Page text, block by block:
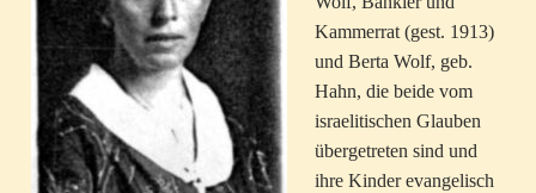
Kammerrat (gest. 1913)
und Berta Wolf, geb.
Hahn, die beide vom
israelitischen Glauben
übergetreten sind und
ihre Kinder evangelisch